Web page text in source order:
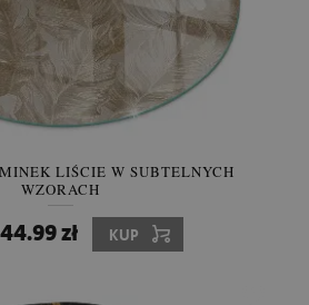
LIŚCIE W SUBTELNYCH
WZORACH
zł KUP